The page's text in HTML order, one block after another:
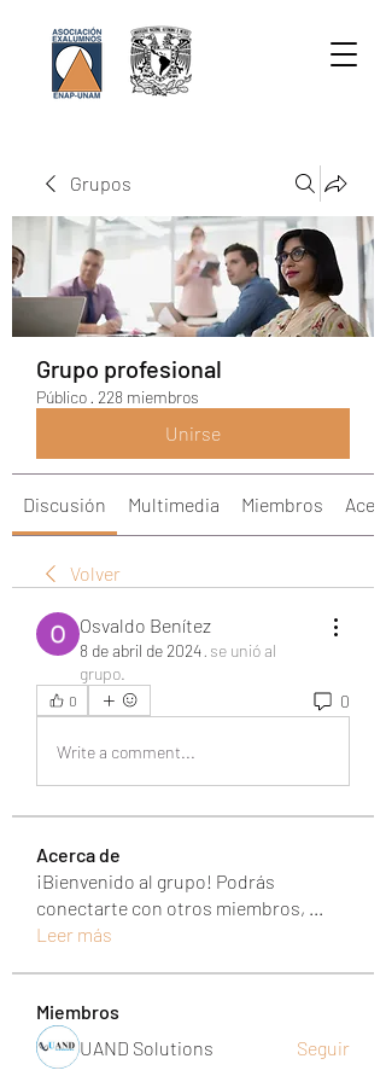
Grupos
Grupo profesional
Público · 228 miembros
Unirse
Discusión Multimedia Miembros
Volver
Osvaldo Benítez
8 de abril de 2024· se unió al
grupo.
0 0
Write a comment...
Acerca de
¡Bienvenido al grupo! Podrás
conectarte con otros miembros, ...
Leer más
Miembros
UAND Solutions
Seguir